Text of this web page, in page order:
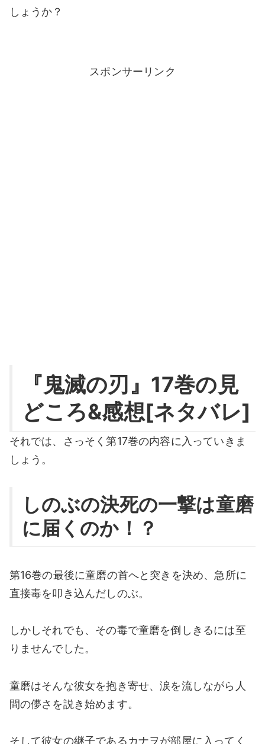
しょうか？
スポンサーリンク
『鬼滅の刃』17巻の見
どころ&感想[ネタバレ]
それでは、さっそく第17巻の内容に入っていきま
しょう。
しのぶの決死の一撃は童磨
に届くのか！？
第16巻の最後に童磨の首へと突きを決め、急所に
直接毒を叩き込んだしのぶ。
しかしそれでも、その毒で童磨を倒しきるには至
りませんでした。
童磨はそんな彼女を抱き寄せ、涙を流しながら人
間の儚さを説き始めます。
そして彼女の継子であるカナヲが部屋に入ってく